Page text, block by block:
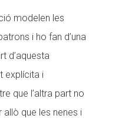
modelen les
i ho fan d’una
d’aquesta
explícita i
que l’altra part no
que les nenes i